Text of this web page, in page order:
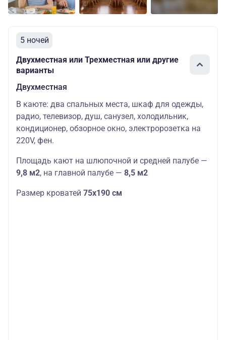
5 ночей
Двухместная или Трехместная или другие
варианты
Двухместная
В каюте: два спальных места, шкаф для одежды,
радио, телевизор, душ, санузел, холодильник,
кондиционер, обзорное окно, электророзетка на
220V, фен.
Площадь кают на шлюпочной и средней палубе —
9,8 м2, на главной палубе — 8,5 м2
Размер кроватей 75х190 см